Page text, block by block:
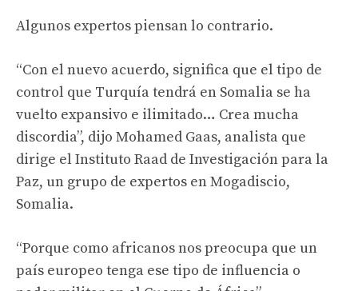
Algunos expertos piensan lo contrario.
“Con el nuevo acuerdo, significa que el tipo de
control que Turquía tendrá en Somalia se ha
vuelto expansivo e ilimitado… Crea mucha
discordia”, dijo Mohamed Gaas, analista que
dirige el Instituto Raad de Investigación para la
Paz, un grupo de expertos en Mogadiscio,
Somalia.
“Porque como africanos nos preocupa que un
país europeo tenga ese tipo de influencia o